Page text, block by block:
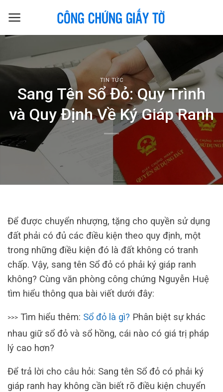
TIN TỨC
Sang Tên Sổ Đỏ: Quy Trình
và Quy Định Về Ký Giáp Ranh
Để được chuyển nhượng, tặng cho quyền sử dụng
đất phải có đủ các điều kiện theo quy định, một
trong những điều kiện đó là đất không có tranh
chấp. Vậy, sang tên Sổ đỏ có phải ký giáp ranh
không? Cùng văn phòng công chứng Nguyễn Huệ
tìm hiểu thông qua bài viết dưới đây:
>>> Tìm hiểu thêm: Sổ đỏ là gì? Phân biệt sự khác
nhau giữ sổ đỏ và sổ hồng, cái nào có giá trị pháp
lý cao hơn?
Để trả lời cho câu hỏi: Sang tên Sổ đỏ có phải ký
giáp ranh hay không cần biết rõ điều kiện chuyển